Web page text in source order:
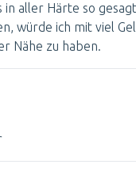
in aller Härte so
würde ich mit viel
Nähe zu haben.